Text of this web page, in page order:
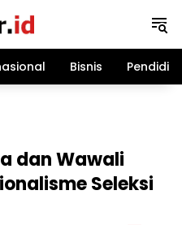
Bisnis
dan Wawali
Seleksi